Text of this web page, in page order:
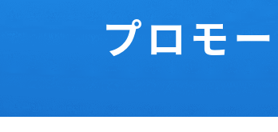
プロモ